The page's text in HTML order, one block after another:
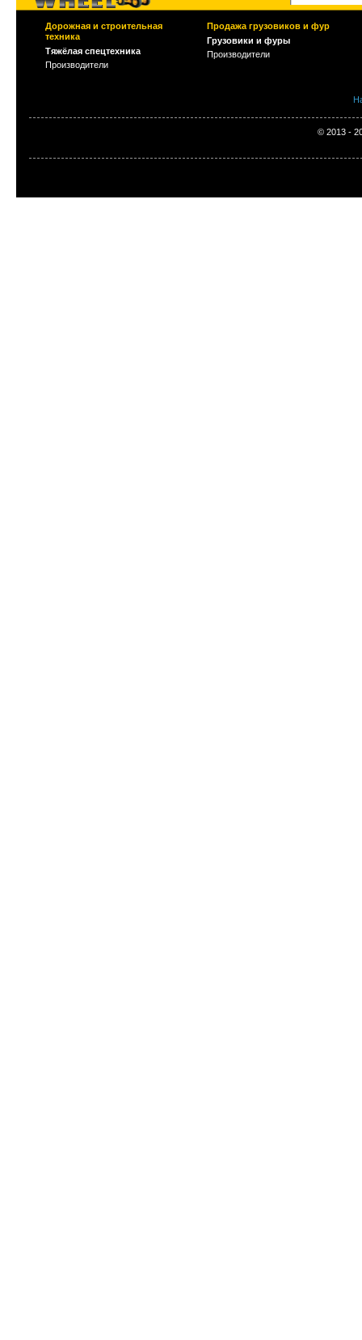
Дорожная и строительная
техника
Тяжёлая спецтехника
Производители
Продажа грузовиков и фур
Грузовики и фуры
Производители
© 2013 -